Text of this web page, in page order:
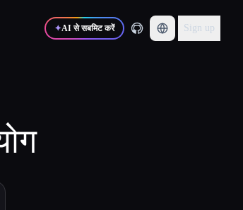
✦AI से सबमिट करें Sign up